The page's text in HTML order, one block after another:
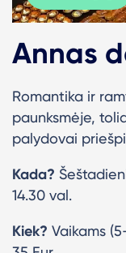
Annas
Romantika ir
paunksmėje,
palydovai
Kada?
14.30 val.
Kiek? Vaikams